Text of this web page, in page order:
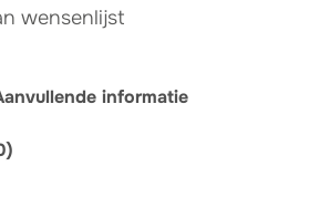
wensenlijst
informatie